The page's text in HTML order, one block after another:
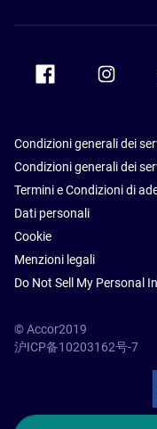
Accor Facebook
Condizioni generali dei
Condizioni generali dei
Termini e Condizioni di
Dati personali
Cookie
Menzioni legali
Do Not Sell My Personal
© Accor2019
沪ICP备10203162号-7